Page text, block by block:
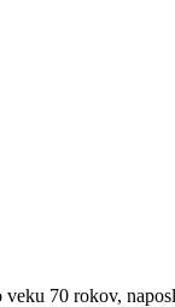
70 rokov,